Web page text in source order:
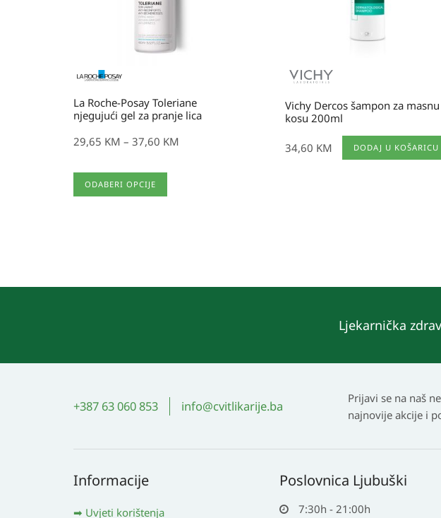
La Roche-Posay Toleriane
njegujući gel za pranje lica
29,65 KM – 37,60 KM
ODABERI OPCIJE
Ovaj
proizvod
se
stranici
Vichy Dercos šampon za masnu
kosu 200ml
34,60 KM DODAJ U KOŠARICU
Ljekarnička
+387 63 060 853 info@cvitlikarije.ba
Prijavi se na naš
najnovije akcije i
Informacije
Uvjeti korištenja
Poslovnica Ljubuški
7:30h - 21:00h